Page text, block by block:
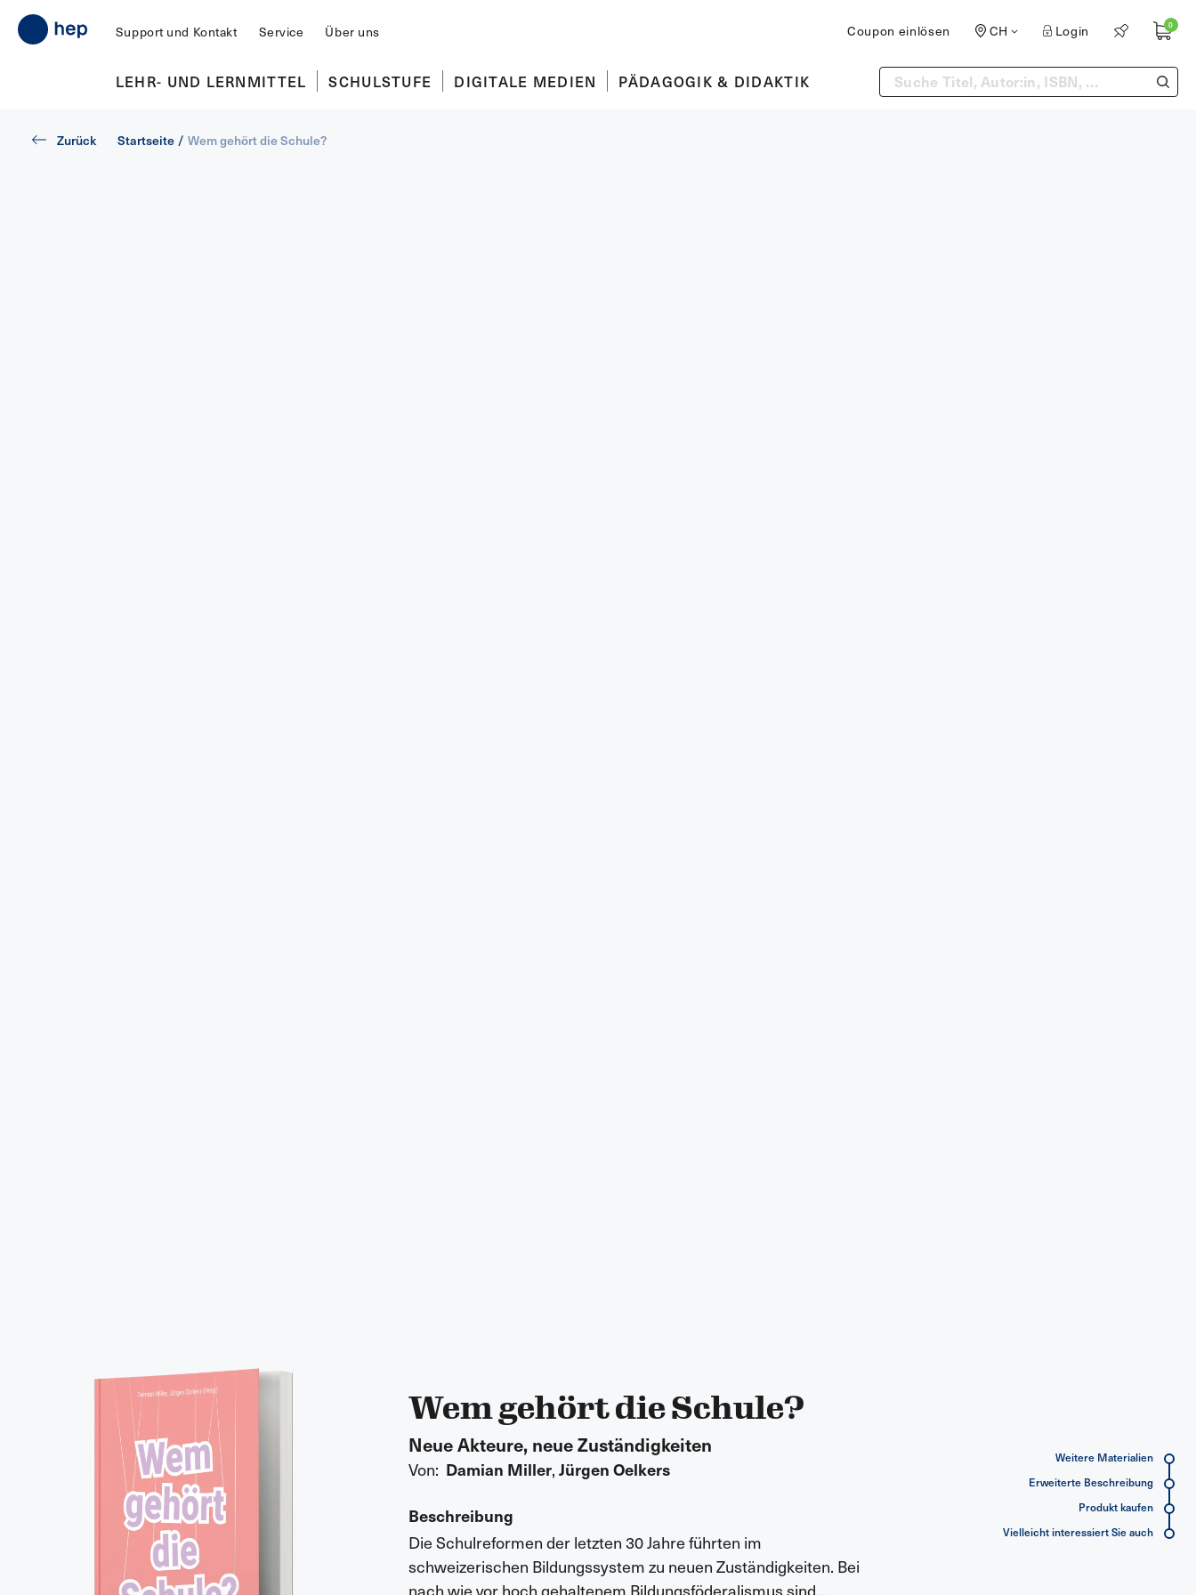
Support und Kontakt Service Über uns
LEHR- UND LERNMITTEL SCHULSTUFE DIGITALE MEDIEN PÄDAGOGIK & DIDAKTIK
Coupon einlösen CH Login 0
Zurück Startseite / Wem gehört die Schule?
Weitere Materialien
Erweiterte Beschreibung
Produkt kaufen
Vielleicht interessiert Sie auch
Wem gehört die Schule?
Neue Akteure, neue Zuständigkeiten
Von: Damian Miller, Jürgen Oelkers
Beschreibung
Die Schulreformen der letzten 30 Jahre führten im
schweizerischen Bildungssystem zu neuen Zuständigkeiten. Bei